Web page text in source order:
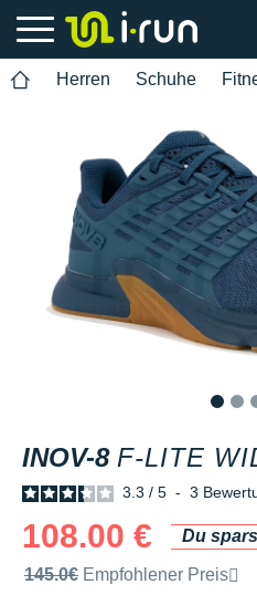
Herren Schuhe
INOV-8 F-LITE
3.3 / 5 - 3
108.00 €
Du
Unverbindliche
145.0€ Empfohlener Preis